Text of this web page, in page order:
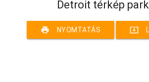
Detroit térkép
print NYOMTATÁS system_update_alt